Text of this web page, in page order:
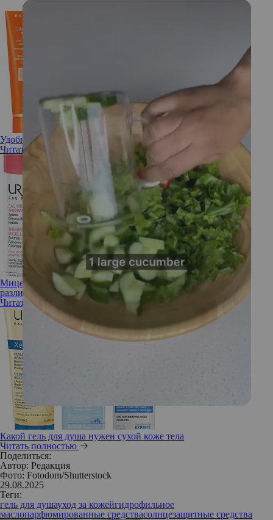
Удобные форматы солнцезащитных средств: что выбрать?
Читать полностью
Мицеллярная вода и гидрофильное масло: в чем схожесть и
различия популярных средств ухода
Читать полностью
Какой гель для душа нужен сухой коже тела
Читать полностью
Поделиться:
Автор: Редакция
Фото: Fotodom/Shutterstock
29.08.2025
Теги:
гель для душауход за кожейгидрофильное
маслопарфюмированные средствасолнцезащитные средства